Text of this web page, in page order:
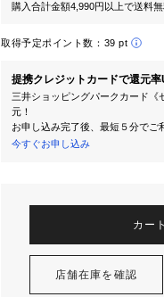
購入合計金額4,990円以上で送料
取得予定ポイント数： 39 pt
提携クレジットカードで還元率
三井ショッピングパークカード《
元！
お申し込み完了後、最短５分でご
今すぐお申し込み
カー
店舗在庫を確認